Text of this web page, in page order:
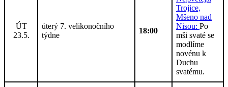
ÚT
23.5.
úterý 7. velikonočního
týdne
18:00
Trojice,
Mšeno nad
Nisou: Po
mši svaté se
modlíme
novénu k
Duchu
svatému.